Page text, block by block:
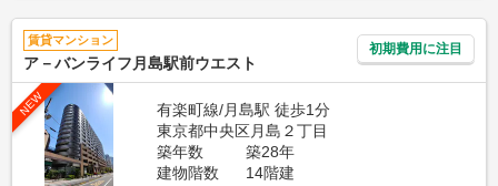
賃貸マンション
ア－バンライフ月島駅前ウエスト
初期費用に注目
NEW
有楽町線/月島駅 徒歩1分
東京都中央区月島２丁目
築年数
築28年
建物階数
14階建